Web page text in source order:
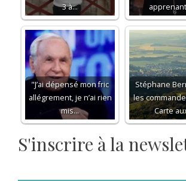
3 à…
"J’ai dépensé mon fric
allégrement, je n’ai rien
mis…
Stéphane
les
Carte
S'inscrire à la